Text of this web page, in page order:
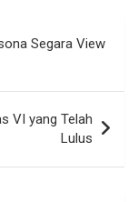
Segara View
VI yang Telah
Lulus